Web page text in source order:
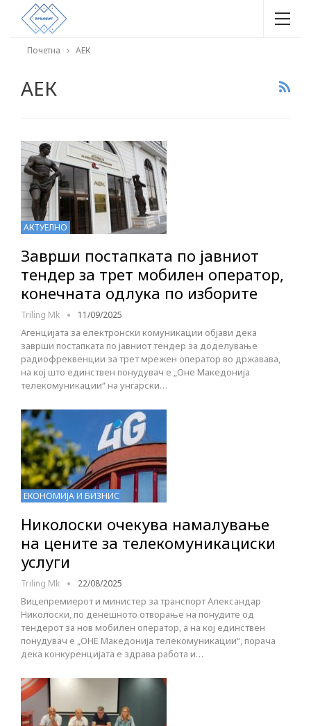
Почетна АЕК
АЕК
АКТУЕЛНО
Заврши постапката по јавниот
тендер за трет мобилен оператор,
конечната одлука по изборите
Triling Mk 11/09/2025
Агенцијата за електронски комуникации објави дека
заврши постапката по јавниот тендер за доделување
радиофреквенции за трет мрежен оператор во државава,
на кој што единствен понудувач е „Оне Македонија
телекомуникации“ на унгарски…
ЕКОНОМИЈА И БИЗНИС
Николоски очекува намалување
на цените за телекомуникациски
услуги
Triling Mk 22/08/2025
Вицепремиерот и министер за транспорт Александар
Николоски, по денешното отворање на понудите од
тендерот за нов мобилен оператор, а на кој единствен
понудувач е „ОНЕ Македонија телекомуникации“, порача
дека конкуренцијата е здрава работа и…